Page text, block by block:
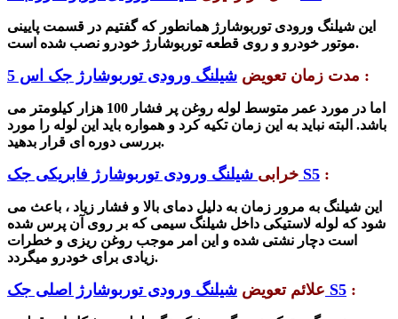
این شیلنگ ورودی توربوشارژ همانطور که گفتیم در قسمت پایینی
موتور خودرو و روی قطعه توربوشارژ خودرو نصب شده است.
مدت زمان تعویض شیلنگ ورودی توربوشارژ جک اس 5 :
اما در مورد عمر متوسط لوله روغن پر فشار 100 هزار کیلومتر می
باشد. البته نباید به این زمان تکیه کرد و همواره باید این لوله را مورد
بررسی دوره ای قرار بدهید.
خرابی شیلنگ ورودی توربوشارژ فابریکی جک S5 :
این شیلنگ به مرور زمان به دلیل دمای بالا و فشار زیاد ، باعث می
شود که لوله لاستیکی داخل شیلنگ سیمی که بر روی آن پرس شده
است دچار نشتی شده و این امر موجب روغن ریزی و خطرات
زیادی برای خودرو میگردد.
علائم تعویض شیلنگ ورودی توربوشارژ اصلی جک S5 :